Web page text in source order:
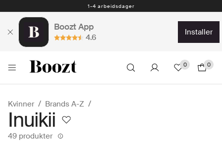
1-4 arbeidsdager
Boozt App
4.6
installer
0 0
Kvinner Brands A-Z
Inuikii
49 produkter